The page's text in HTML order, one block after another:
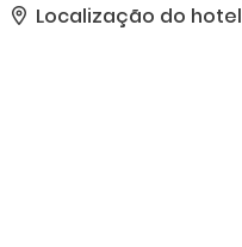
Localização do hotel